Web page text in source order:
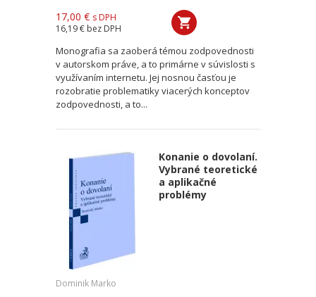
17,00 € s DPH
16,19 € bez DPH
Monografia sa zaoberá témou zodpovednosti
v autorskom práve, a to primárne v súvislosti s
využívaním internetu. Jej nosnou časťou je
rozobratie problematiky viacerých konceptov
zodpovednosti, a to...
Konanie o dovolaní.
Vybrané teoretické
a aplikačné
problémy
Dominik Marko